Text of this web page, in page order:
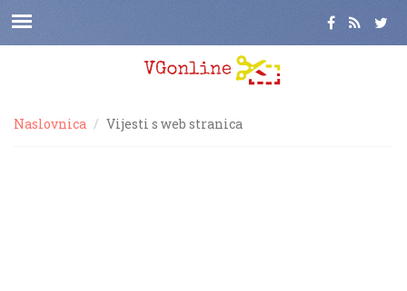
Naslovnica Vijesti s web stranica